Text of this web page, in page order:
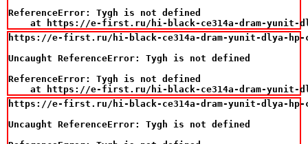
ReferenceError: Tygh is not defined
at https://e-first.ru/hi-black-ce314a-dram-yunit-
https://e-first.ru/hi-black-ce314a-dram-yunit-dlya-hp-
Uncaught ReferenceError: Tygh is not defined
ReferenceError: Tygh is not defined
at https://e-first.ru/hi-black-ce314a-dram-yunit-
https://e-first.ru/hi-black-ce314a-dram-yunit-dlya-hp-
Uncaught ReferenceError: Tygh is not defined